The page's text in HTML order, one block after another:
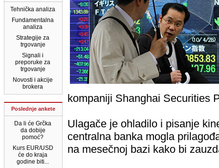
Tehnička analiza
Fundamentalna
analiza
Strategije za
trgovanje
Signali i
preporuke za
trgovanje
Novosti i akcije
brokera
Poslednje ankete
Da li će Grčka
da dobije
pomoć?
Kurs EUR/USD
će do kraja
godine biti...
kompaniji Shanghai Securities
Ulagače je ohladilo i pisanje
centralna banka mogla
na mesečnoj bazi kako bi